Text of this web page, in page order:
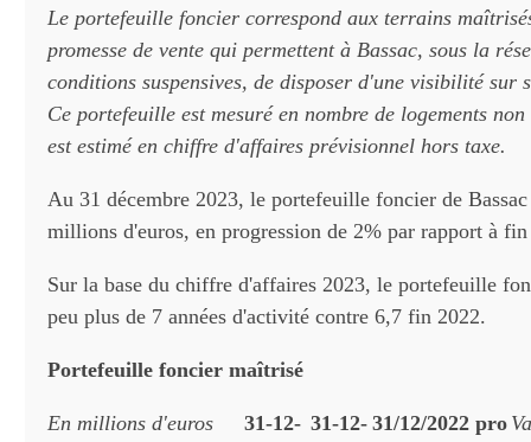
Le portefeuille foncier correspond aux terrains
promesse de vente qui permettent à Bassac, sous la
conditions suspensives, de disposer d'une visibilité sur
Ce portefeuille est mesuré en nombre de logements
est estimé en chiffre d'affaires prévisionnel hors taxe.
Au 31 décembre 2023, le portefeuille foncier de
millions d'euros, en progression de 2% par rapport à
Sur la base du chiffre d'affaires 2023, le portefeuille
peu plus de 7 années d'activité contre 6,7 fin 2022.
Portefeuille foncier maîtrisé
En millions d'euros
31-12- 31-12- 31/12/2022 pro